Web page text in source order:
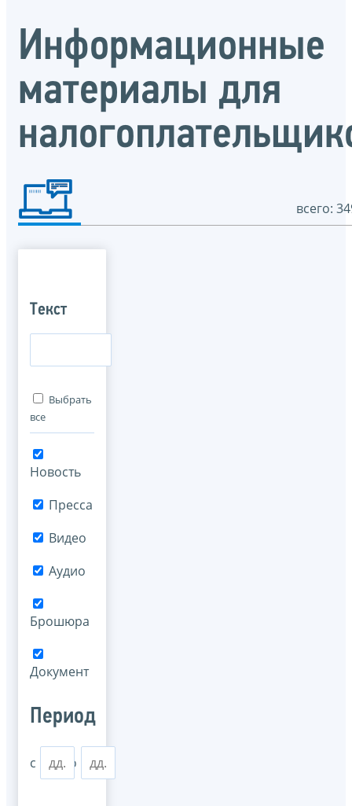
Информационные
материалы для
всего:
Текст
Выбрать
все
Новость
Пресса
Видео
Аудио
Брошюра
Документ
Период
с по